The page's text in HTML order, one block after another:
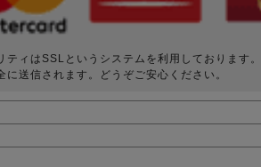
ィはSSLというシステムを利用しております。
送信されます。どうぞご安心ください。